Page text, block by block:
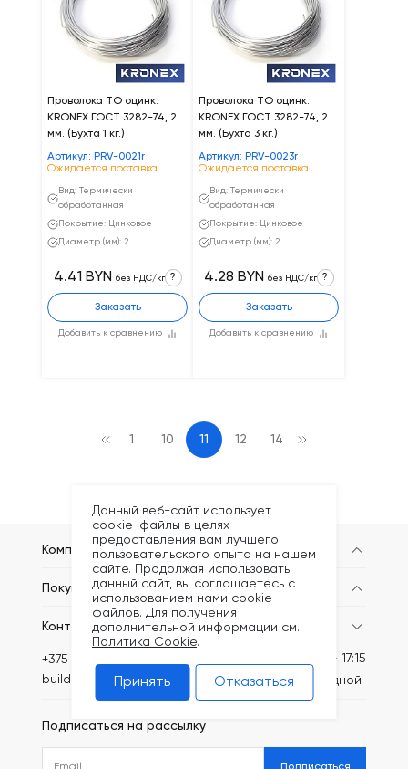
Проволока ТО оцинк.
KRONEX ГОСТ 3282-74, 2
мм. (Бухта 1 кг.)
Артикул: PRV-0021r
Ожидается поставка
Вид: Термически
обработанная
Покрытие: Цинковое
Диаметр (мм): 2
Добавить к сравнению
4.41 BYN без НДС/кг ?
Заказать
Проволока ТО оцинк.
KRONEX ГОСТ 3282-74, 2
мм. (Бухта 3 кг.)
Артикул: PRV-0023r
Ожидается поставка
Вид: Термически
обработанная
Покрытие: Цинковое
Диаметр (мм): 2
Добавить к сравнению
4.28 BYN без НДС/кг ?
Заказать
1 10 11 12 14
Компания
Покупателям
Контакты
+375 (44) 749-20-73
build@kronex-company.by
Пн-Пт: 8:30 - 17:15
Сб-вс: выходной
Подписаться на рассылку
Данный веб-сайт использует
cookie-файлы в целях
предоставления вам лучшего
пользовательского опыта на нашем
сайте. Продолжая использовать
данный сайт, вы соглашаетесь с
использованием нами cookie-
файлов. Для получения
дополнительной информации см.
Политика Cookie.
Принять Отказаться